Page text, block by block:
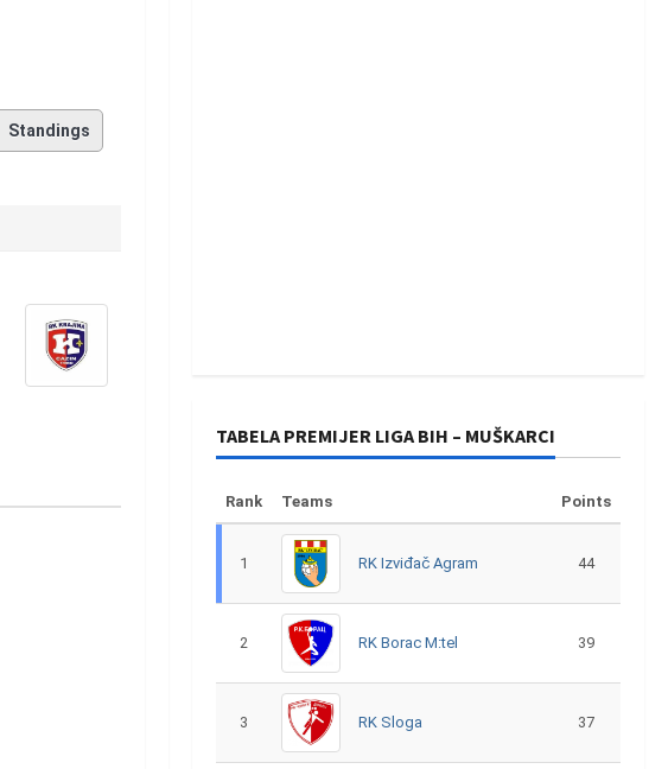
Standings
TABELA PREMIJER LIGA BIH – MUŠKARCI
Rank Teams Points
1 RK Izviđač Agram 44
2 RK Borac M:tel 39
3 RK Sloga 37